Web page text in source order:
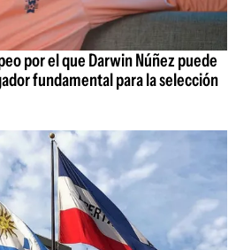
por el que Darwin Núñez puede
fundamental para la selección